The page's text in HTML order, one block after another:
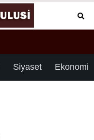
Siyaset Ekonomi